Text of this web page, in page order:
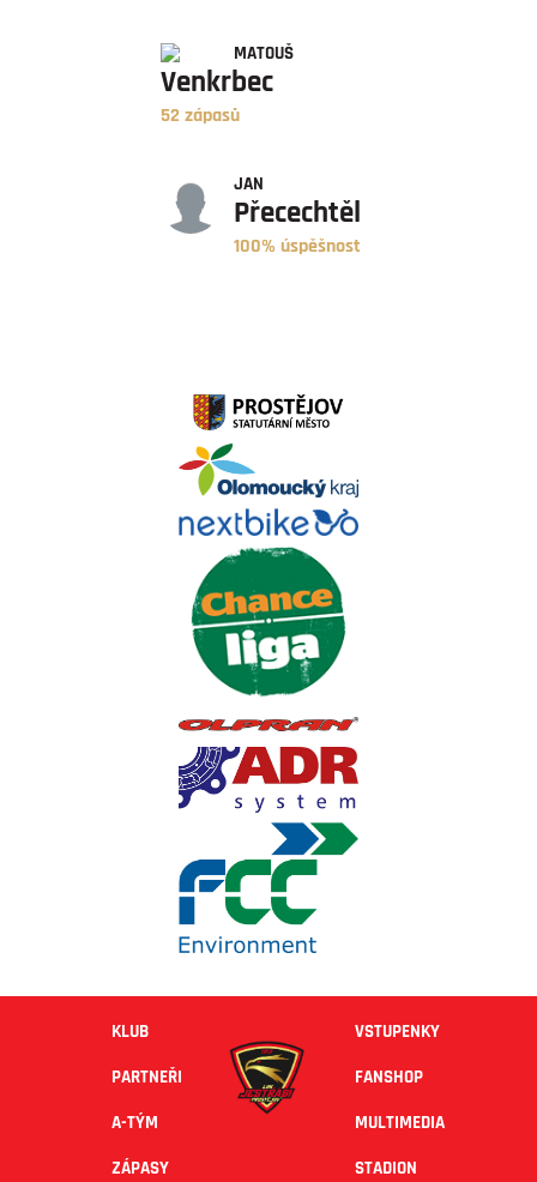
MATOUŠ
Venkrbec
52 zápasů
JAN
Přecechtěl
100% úspěšnost
KLUB
PARTNEŘI
A-TÝM
ZÁPASY
VSTUPENKY
FANSHOP
MULTIMEDIA
STADION